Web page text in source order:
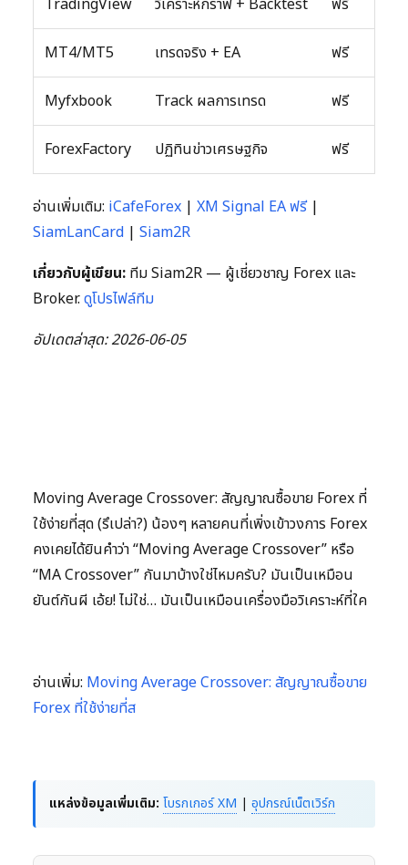
MT4/MT5 เทรดจริง + EA ฟรี
Myfxbook Track ผลการเทรด ฟรี
ForexFactory ปฏิทินข่าวเศรษฐกิจ ฟรี
อ่านเพิ่มเติม: iCafeForex | XM Signal EA ฟรี|
SiamLanCard | Siam2R
เกี่ยวกับผู้เขียน: ทีม Siam2R — ผู้เชี่ยวชาญ Forex และ
Broker.ดูโปรไฟล์ทีม
อัปเดตล่าสุด: 2026-06-05
Moving Average Crossover: สัญญาณซื้อขาย Forex ที่
ใช้ง่ายที่สุด (รึเปล่า?) น้องๆ หลายคนที่เพิ่งเข้าวงการ Forex
คงเคยได้ยินคำว่า “Moving Average Crossover” หรือ
“MA Crossover” กันมาบ้างใช่ไหมครับ? มันเป็นเหมือน
ยันต์กันผี เอ้ย! ไม่ใช่… มันเป็นเหมือนเครื่องมือวิเคราะห์ที่ใค
อ่านเพิ่ม: Moving Average Crossover: สัญญาณซื้อขาย
Forex ที่ใช้ง่ายที่ส
แหล่งข้อมูลเพิ่มเติม: โบรกเกอร์ XM | อุปกรณ์เน็ตเวิร์ก